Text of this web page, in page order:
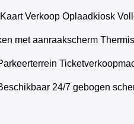
Verkoop Oplaadkiosk
met aanraakscherm
24/7 gebogen